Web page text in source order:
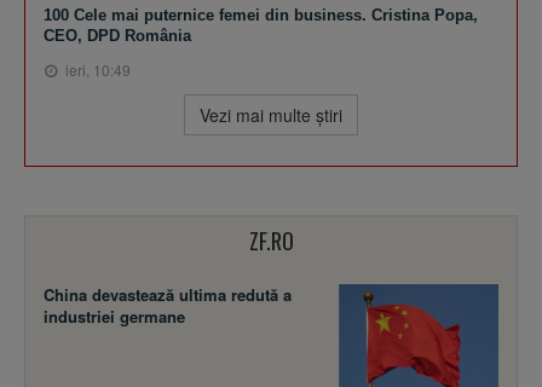
100 Cele mai puternice femei din business. Cristina Popa,
CEO, DPD România
ieri, 10:49
Vezi mai multe ştiri
ZF.RO
China devastează ultima redută a
industriei germane